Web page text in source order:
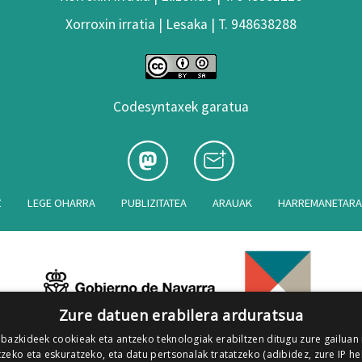
Xorroxin irratia | Lesaka | T. 948638288
Codesyntaxek garatua
LEGE OHARRA PUBLIZITATEA ARAUAK
Zure datuen erabilera arduratsua
cookieak eta antzeko teknologiak erabiltzen ditugu zure
eta eskuratzeko, eta datu pertsonalak tratatzeko (adibidez, zure IP